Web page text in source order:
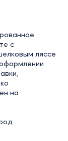
с
ляссе
на